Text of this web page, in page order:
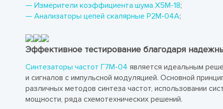
— Измерители коэффициента шума Х5М-18;
— Анализаторы цепей скалярные Р2М-04А;
Эффективное тестирование благодаря
Синтезаторы частот Г7М-04 является идеальным
и сигналов с импульсной модуляцией. Основной
различных методов синтеза частот, использовании
мощности, ряда схемотехнических решений.